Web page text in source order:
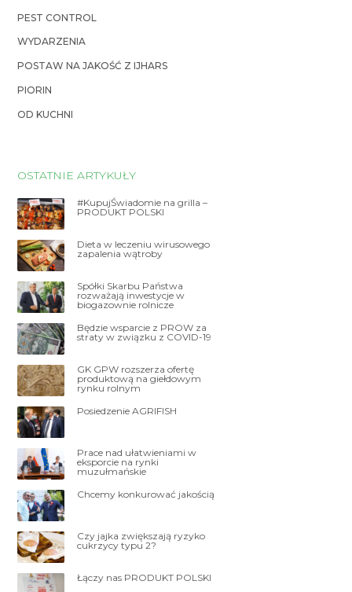
PEST CONTROL
WYDARZENIA
POSTAW NA JAKOŚĆ Z IJHARS
PIORIN
OD KUCHNI
OSTATNIE ARTYKUŁY
#KupujŚwiadomie na grilla –
PRODUKT POLSKI
Dieta w leczeniu wirusowego
zapalenia wątroby
Spółki Skarbu Państwa
rozważają inwestycje w
biogazownie rolnicze
Będzie wsparcie z PROW za
straty w związku z COVID-19
GK GPW rozszerza ofertę
produktową na giełdowym
rynku rolnym
Posiedzenie AGRIFISH
Prace nad ułatwieniami w
eksporcie na rynki
muzułmańskie
Chcemy konkurować jakością
Czy jajka zwiększają ryzyko
cukrzycy typu 2?
Łączy nas PRODUKT POLSKI